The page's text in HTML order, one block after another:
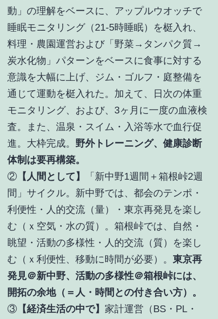
動」の理解をベースに、アップルウオッチで
睡眠モニタリング（21-5時睡眠）を梃入れ、
料理・農園運営および「野菜→タンパク質→
炭水化物」パターンをベースに食事に対する
意識を大幅に上げ、ジム・ゴルフ・庭整備を
通じて運動を梃入れた。加えて、日次の体重
モニタリング、および、3ヶ月に一度の血液検
査。また、温泉・スイム・入浴等水で血行促
進。大枠完成。 野外トレーニング、健康診断
体制は要再構築。
② 【人間として】
「新中野1週間＋箱根峠2週
間」サイクル。新中野では、都会のテンポ・
利便性・人的交流（量）・東京再発見を楽し
む（ｘ空気・水の質）。箱根峠では、自然・
眺望・活動の多様性・人的交流（質）を楽し
む（ｘ利便性、移動に時間が必要）。 東京再
発見＠新中野、活動の多様性＠箱根峠には、
開拓の余地（＝人・時間との付き合い方）。
③ 【経済生活の中で】 家計運営（BS・PL・